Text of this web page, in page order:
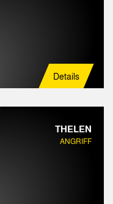
Details
THELEN
ANGRIFF